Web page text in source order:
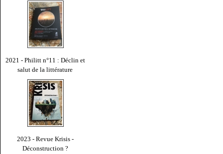
2021 - Philitt n°11 : Déclin et
salut de la littérature
2023 - Revue Krisis -
Déconstruction ?